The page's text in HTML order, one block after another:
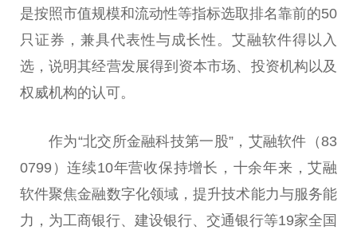
是按照市值规模和流动性等指标选取排名靠前的50
只证券，兼具代表性与成长性 。艾融软件得以入
选，说明其经营发展得到资本市场、 投资机构 以及
权威机构的认可。
作为“北交所金融科技第一股”，艾融软件（83
0799）连续10年营收保持增长，十余年来，艾融
软件聚焦金融数字化领域，提升技术能力与服务能
力，为工商银行、建设银行、交通银行等19家全国